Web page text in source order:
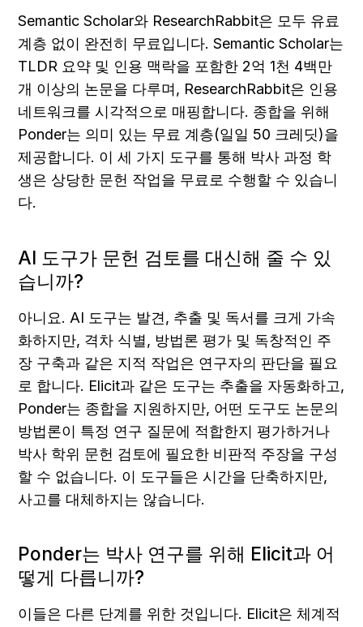
Semantic Scholar와 ResearchRabbit은 모두 유료
계층 없이 완전히 무료입니다. Semantic Scholar는
TLDR 요약 및 인용 맥락을 포함한 2억 1천 4백만
개 이상의 논문을 다루며, ResearchRabbit은 인용
네트워크를 시각적으로 매핑합니다. 종합을 위해
Ponder는 의미 있는 무료 계층(일일 50 크레딧)을
제공합니다. 이 세 가지 도구를 통해 박사 과정 학
생은 상당한 문헌 작업을 무료로 수행할 수 있습니
다.
AI 도구가 문헌 검토를 대신해 줄 수 있
습니까?
아니요. AI 도구는 발견, 추출 및 독서를 크게 가속
화하지만, 격차 식별, 방법론 평가 및 독창적인 주
장 구축과 같은 지적 작업은 연구자의 판단을 필요
로 합니다. Elicit과 같은 도구는 추출을 자동화하고,
Ponder는 종합을 지원하지만, 어떤 도구도 논문의
방법론이 특정 연구 질문에 적합한지 평가하거나
박사 학위 문헌 검토에 필요한 비판적 주장을 구성
할 수 없습니다. 이 도구들은 시간을 단축하지만,
사고를 대체하지는 않습니다.
Ponder는 박사 연구를 위해 Elicit과 어
떻게 다릅니까?
이들은 다른 단계를 위한 것입니다. Elicit은 체계적